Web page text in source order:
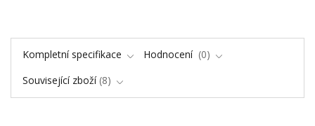
Kompletní specifikace Hodnocení
0
Související zboží 8